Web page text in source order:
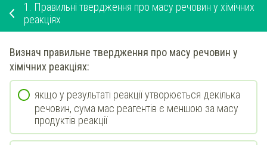
1.
Правильні твердження про масу речовин у хімічних
реакціях
Визнач правильне твердження про масу речовин у
хімічних реакціях:
якщо у результаті реакції утворюється декілька
речовин, сума мас реагентів є меншою за масу
продуктів реакції